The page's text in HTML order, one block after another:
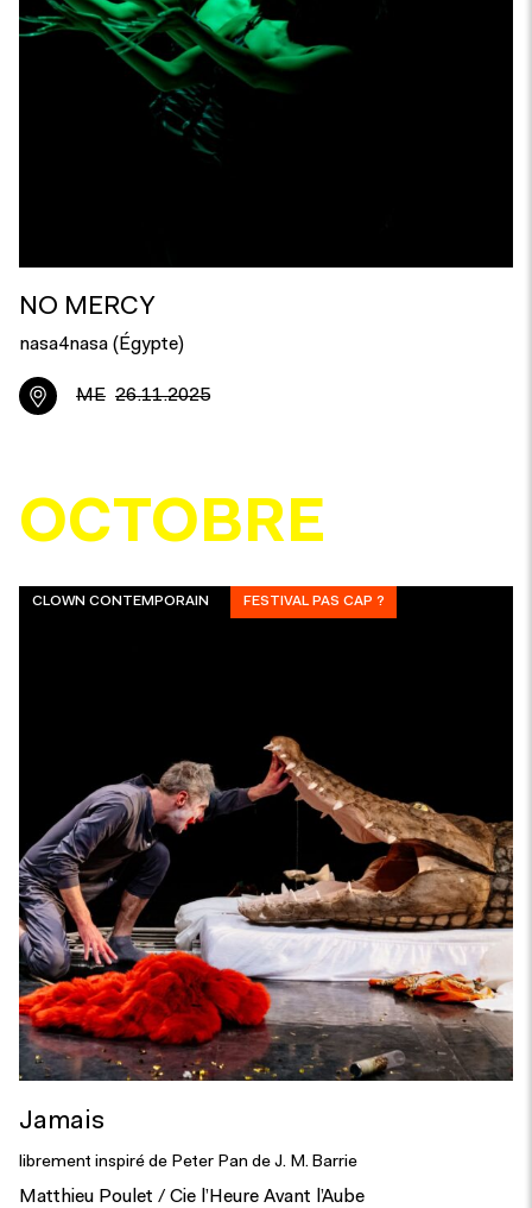
NO MERCY
nasa4nasa (Égypte)
ME 26.11.2025
OCTOBRE
CLOWN CONTEMPORAIN FESTIVAL PAS CAP ?
Jamais
librement inspiré de Peter Pan de J. M. Barrie
Matthieu Poulet / Cie l’Heure Avant l’Aube